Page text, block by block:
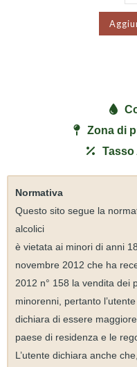
Zona di
Tasso
Normativa
Questo sito segue la
alcolici
è vietata ai minori di anni
novembre 2012 che ha
2012 n° 158 la vendita dei
minorenni, pertanto
dichiara di essere
paese di residenza e le
L’utente dichiara anche